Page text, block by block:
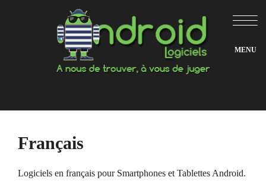
Français
Logiciels en français pour Smartphones et Tablettes Android.